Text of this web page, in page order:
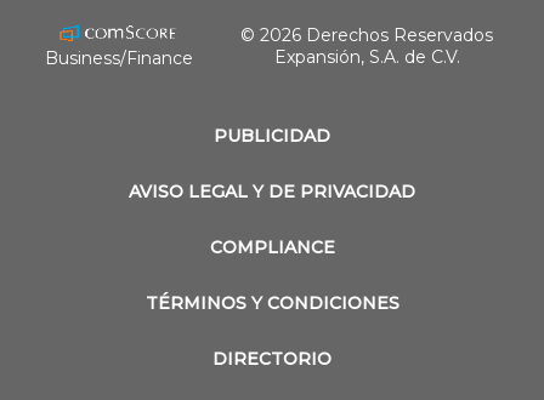
PUBLICIDAD
AVISO LEGAL Y DE PRIVACIDAD
COMPLIANCE
TÉRMINOS Y CONDICIONES
DIRECTORIO
Business/Finance
© 2026 Derechos Reservados
Expansión, S.A. de C.V.